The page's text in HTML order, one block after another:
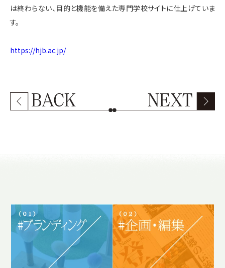
は終わらない、目的と機能を備えた専門学校サイトに仕上げていま
す。
https://hjb.ac.jp/